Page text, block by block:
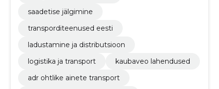
saadetise jälgimine
transporditeenused eesti
ladustamine ja distributsioon
logistika ja transport
kaubaveo lahendused
adr ohtlike ainete transport